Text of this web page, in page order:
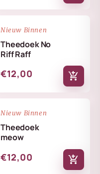
NIEUW
Nieuw Binnen
Theedoek No
Riff Raff
€12,00 add_shopping_cart
NIEUW
Nieuw Binnen
Theedoek
meow
€12,00 add_shopping_cart